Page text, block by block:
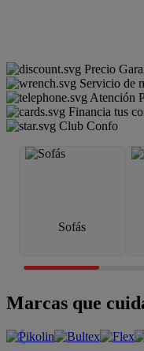
Precio
Servicio de
Atención
Financia tus
Club Confo
Sofás
Marcas que